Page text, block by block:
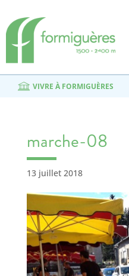
VIVRE À FORMIGUÈRES
marche-08
13 juillet 2018